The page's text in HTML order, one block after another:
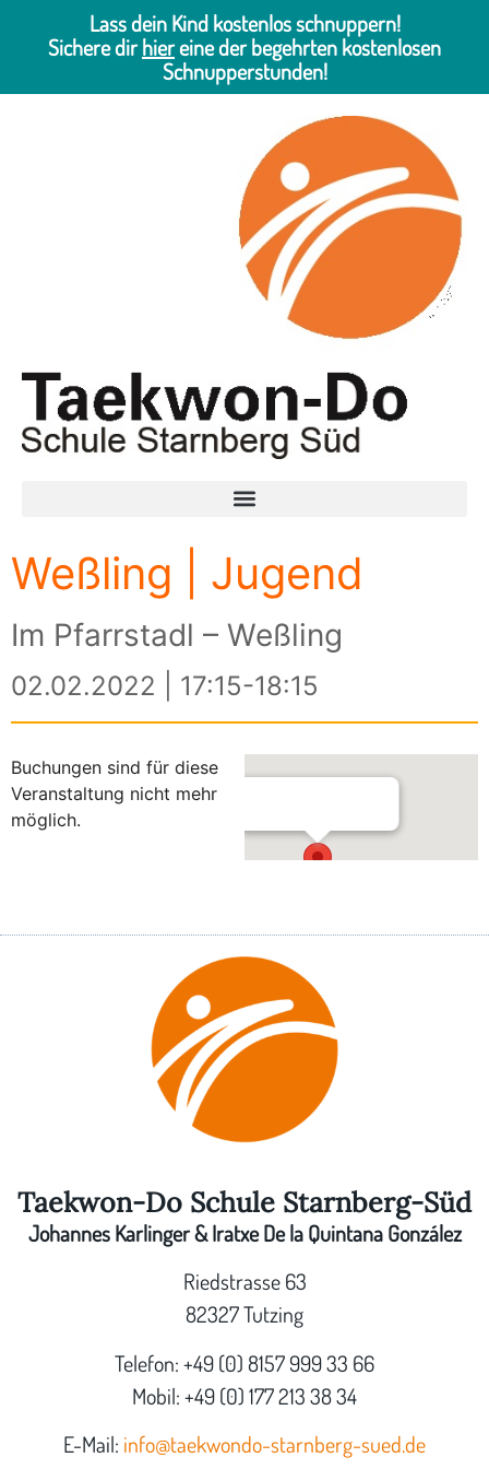
Lass dein Kind kostenlos schnuppern!
Sichere dirhiereine der begehrten kostenlosen
Schnupperstunden!
Weßling | Jugend
Im Pfarrstadl – Weßling
02.02.2022 | 17:15-18:15
Buchungen sind für diese
Veranstaltung nicht mehr
möglich.
Im Pfarrstadl – Weßling
Am Kreuzberg 3 - Weßling
Taekwon-Do Schule Starnberg-Süd
Johannes Karlinger & Iratxe De la Quintana González
Riedstrasse 63
82327 Tutzing
Telefon: +49 (0) 8157 999 33 66
Mobil: +49 (0) 177 213 38 34
E-Mail: info@taekwondo-starnberg-sued.de